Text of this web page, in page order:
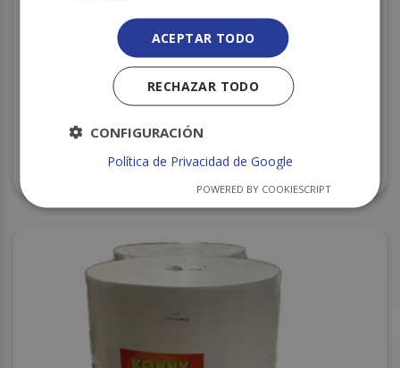
PORTABOBINA INDUSTRIAL MURAL CM8100 C/6
ACEPTAR TODO
RECHAZAR TODO
CONFIGURACIÓN
Política de Privacidad de Google
POWERED BY COOKIESCRIPT